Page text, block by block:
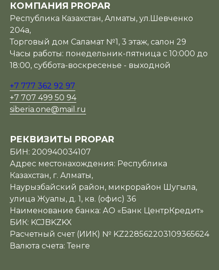
КОМПАНИЯ PROPAR
Республика Казахстан, Алматы, ул.Шевченко
204а,
Торговый дом Саламат №1, 3 этаж, салон 29
Часы работы: понедельник-пятница с 10:000 до
18:00, суббота-воскресенье - выходной
+7 777 362 92 97
+7 707 499 50 94
siberia.one@mail.ru
РЕКВИЗИТЫ PROPAR
БИН: 200940034107
Адрес местонахождения: Республика
Казахстан, г. Алматы,
Наурызбайский район, микрорайон Шугыла,
улица Жуалы, д. 1, кв. (офис) 36
Наименование банка: АО «Банк ЦентрКредит»
БИК: KCJBKZKX
Расчетный счет (ИИК) № KZ228562203109365624
Валюта счета: Тенге